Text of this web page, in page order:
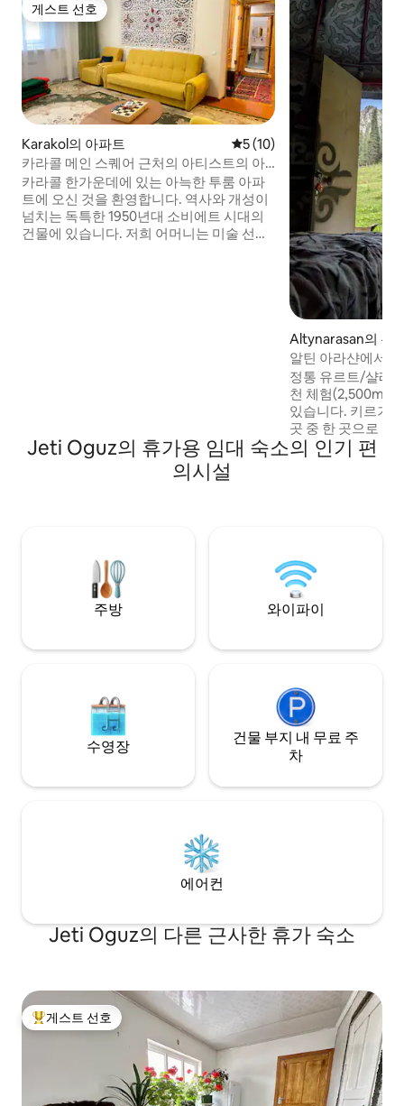
게스트 선호
게스트 선호
Karakol의 아파트 평점 5점(5점 만점), 후기 10
5 (10)
카라콜 메인 스퀘어 근처의 아티스트의 아
파트
카라콜 한가운데에 있는 아늑한 투룸 아파
트에 오신 것을 환영합니다. 역사와 개성이
넘치는 독특한 1950년대 소비에트 시대의
건물에 있습니다. 저희 어머니는 미술 선생
Altynarasan의 유
알틴 아라샨에서
말/식사
정통 유르트/샬레
천 체험(2,500m) 조식은 요금에 포함되어
있습니다. 키르기스스탄에서 가장 놀라운
곳 중 한 곳으로 떠
터 이상의 고도에
는 고요함과 자연
전체를 임대할 수
Jeti Oguz의 휴가용 임대 숙소의 인기 편
의시설
주방 와이파이
수영장
건물 부지 내 무료 주
차
에어컨
Jeti Oguz의 다른 근사한 휴가 숙소
상위 게스트 선호
게스트 선호